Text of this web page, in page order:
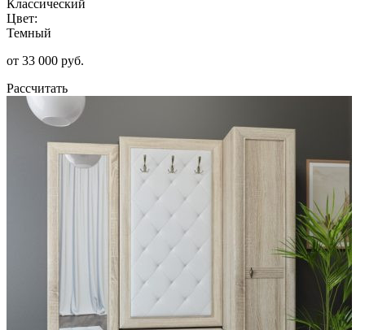
Классический
Цвет:
Темный
от 33 000 руб.
Рассчитать